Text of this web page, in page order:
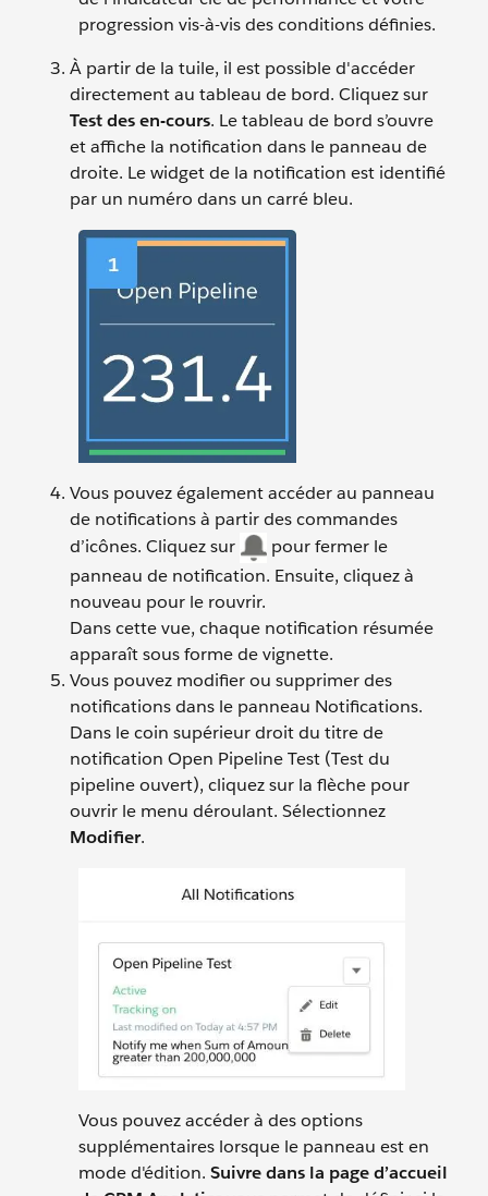
progression vis-à-vis des conditions définies.
À partir de la tuile, il est possible d'accéder
directement au tableau de bord. Cliquez sur
Test des en-cours. Le tableau de bord s’ouvre
et affiche la notification dans le panneau de
droite. Le widget de la notification est identifié
par un numéro dans un carré bleu.
Vous pouvez également accéder au panneau
de notifications à partir des commandes
d’icônes. Cliquez sur
pour fermer le
panneau de notification. Ensuite, cliquez à
nouveau pour le rouvrir.
Dans cette vue, chaque notification résumée
apparaît sous forme de vignette.
Vous pouvez modifier ou supprimer des
notifications dans le panneau Notifications.
Dans le coin supérieur droit du titre de
notification Open Pipeline Test (Test du
pipeline ouvert), cliquez sur la flèche pour
ouvrir le menu déroulant. Sélectionnez
Modifier.
Vous pouvez accéder à des options
supplémentaires lorsque le panneau est en
mode d'édition.Suivre dans la page d’accueil